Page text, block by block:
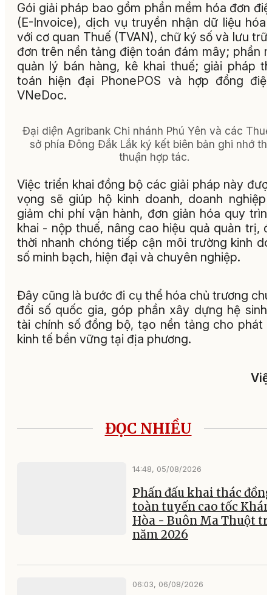
Gói giải pháp bao gồm phần mềm hóa đơn
(E-Invoice), dịch vụ truyền nhận dữ liệu hóa
với cơ quan Thuế (TVAN), chữ ký số và lưu trữ
đơn trên nền tảng điện toán đám mây; phần
quản lý bán hàng, kê khai thuế; giải pháp
toán hiện đại PhonePOS và hợp đồng
VNeDoc.
Đại diện Agribank Chi nhánh Phú Yên và các
sở phía Đông Đắk Lắk ký kết biên bản ghi nhớ
thuận hợp tác.
Việc triển khai đồng bộ các giải pháp này
vọng sẽ giúp hộ kinh doanh, doanh nghiệp
giảm chi phí vận hành, đơn giản hóa quy
khai - nộp thuế, nâng cao hiệu quả quản trị,
thời nhanh chóng tiếp cận môi trường kinh
số minh bạch, hiện đại và chuyên nghiệp.
Đây cũng là bước đi cụ thể hóa chủ trương
đổi số quốc gia, góp phần xây dựng hệ sinh
tài chính số đồng bộ, tạo nền tảng cho phát
kinh tế bền vững tại địa phương.
ĐỌC NHIỀU
14:48, 05/08/2026
Phấn đấu khai thác
toàn tuyến cao tốc
Hòa - Buôn Ma Thuột
năm 2026
06:03, 06/08/2026